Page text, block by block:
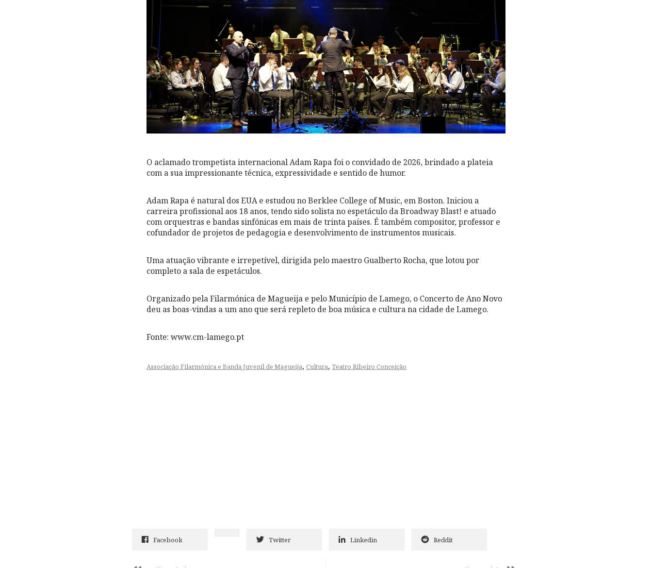
O aclamado trompetista internacional Adam Rapa foi o convidado de 2026, brindado a plateia
com a sua impressionante técnica, expressividade e sentido de humor.
Adam Rapa é natural dos EUA e estudou no Berklee College of Music, em Boston. Iniciou a
carreira profissional aos 18 anos, tendo sido solista no espetáculo da Broadway Blast! e atuado
com orquestras e bandas sinfónicas em mais de trinta países. É também compositor, professor e
cofundador de projetos de pedagogia e desenvolvimento de instrumentos musicais.
Uma atuação vibrante e irrepetível, dirigida pelo maestro Gualberto Rocha, que lotou por
completo a sala de espetáculos.
Organizado pela Filarmónica de Magueija e pelo Município de Lamego, o Concerto de Ano Novo
deu as boas-vindas a um ano que será repleto de boa música e cultura na cidade de Lamego.
Fonte: www.cm-lamego.pt
Associação Filarmónica e Banda Juvenil de Magueija, Cultura, Teatro Ribeiro Conceição
Facebook Twitter Linkedin Reddit